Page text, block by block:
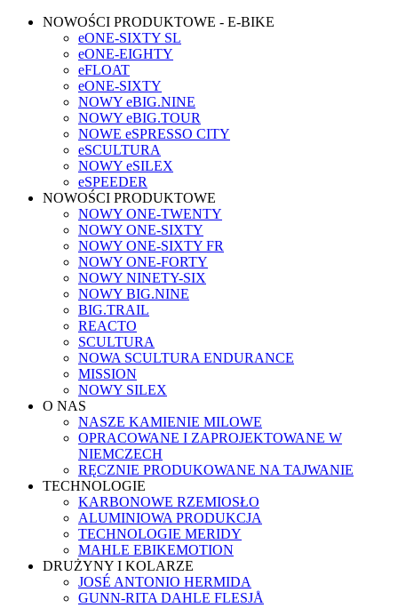
NOWOŚCI PRODUKTOWE - E-BIKE
eONE-SIXTY SL
eONE-EIGHTY
eFLOAT
eONE-SIXTY
NOWY eBIG.NINE
NOWY eBIG.TOUR
NOWE eSPRESSO CITY
eSCULTURA
NOWY eSILEX
eSPEEDER
NOWOŚCI PRODUKTOWE
NOWY ONE-TWENTY
NOWY ONE-SIXTY
NOWY ONE-SIXTY FR
NOWY ONE-FORTY
NOWY NINETY-SIX
NOWY BIG.NINE
BIG.TRAIL
REACTO
SCULTURA
NOWA SCULTURA ENDURANCE
MISSION
NOWY SILEX
O NAS
NASZE KAMIENIE MILOWE
OPRACOWANE I ZAPROJEKTOWANE W
NIEMCZECH
RĘCZNIE PRODUKOWANE NA TAJWANIE
TECHNOLOGIE
KARBONOWE RZEMIOSŁO
ALUMINIOWA PRODUKCJA
TECHNOLOGIE MERIDY
MAHLE EBIKEMOTION
DRUŻYNY I KOLARZE
JOSÉ ANTONIO HERMIDA
GUNN-RITA DAHLE FLESJÅ